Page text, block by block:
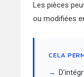
Les pièces
ou modifiées
CELA